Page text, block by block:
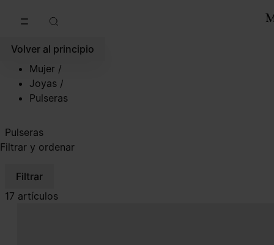
Volver al principio
Mujer /
Joyas /
Pulseras
Pulseras
Filtrar y ordenar
Filtrar
17 artículos